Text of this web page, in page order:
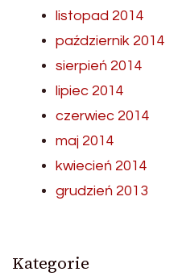
listopad 2014
październik 2014
sierpień 2014
lipiec 2014
czerwiec 2014
maj 2014
kwiecień 2014
grudzień 2013
Kategorie